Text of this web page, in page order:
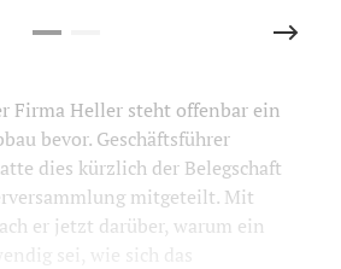
Firma Heller steht offenbar ein
bevor. Geschäftsführer
dies kürzlich der Belegschaft
mitgeteilt. Mit
er jetzt darüber, warum ein
sei, wie sich das